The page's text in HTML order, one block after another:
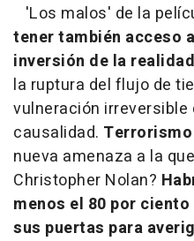
'Los malos' de la
tener también acceso
inversión de la realidad
la ruptura del flujo de
vulneración irreversible
causalidad.
nueva amenaza a la
Christopher Nolan?
menos el 80 por
sus puertas para